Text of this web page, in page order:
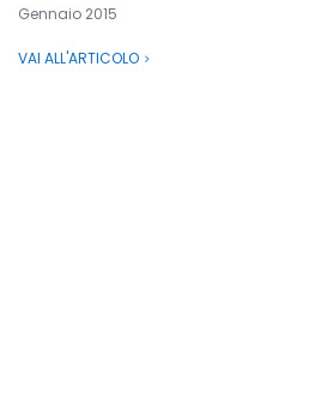
Gennaio 2015
VAI ALL'ARTICOLO